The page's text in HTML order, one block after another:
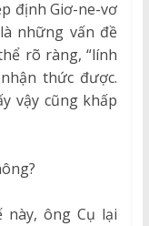
định Giơ-ne-vơ
những vấn đề
rõ ràng, “lính
thức được.
vậy cũng khấp
này, ông Cụ lại